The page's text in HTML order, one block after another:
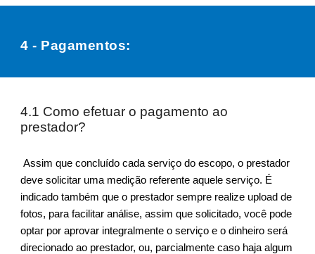
4 - Pagamentos:
4.1 Como efetuar o pagamento ao
prestador?
Assim que concluído cada serviço do escopo, o prestador
deve solicitar uma medição referente aquele serviço. É
indicado também que o prestador sempre realize upload de
fotos, para facilitar análise, assim que solicitado, você pode
optar por aprovar integralmente o serviço e o dinheiro será
direcionado ao prestador, ou, parcialmente caso haja algum